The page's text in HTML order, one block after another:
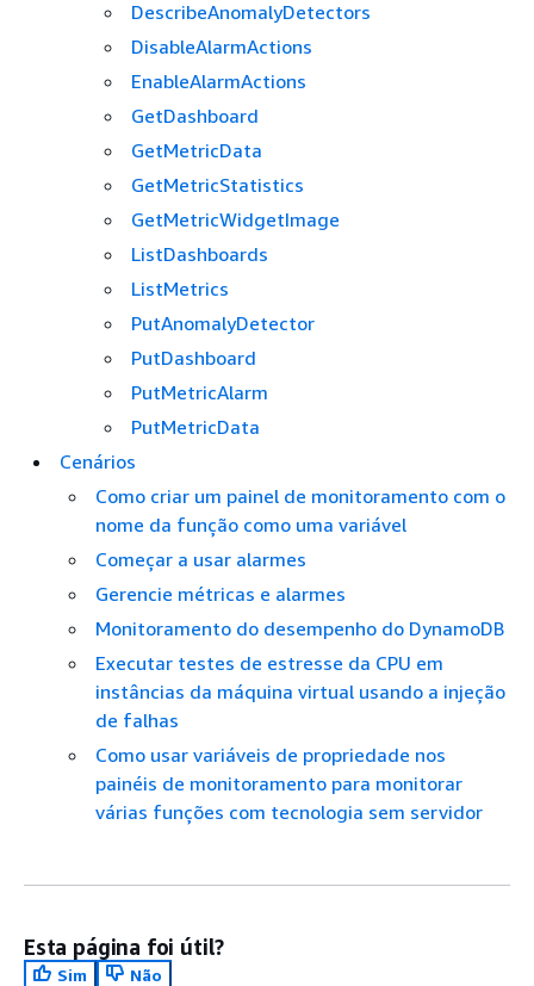
DescribeAnomalyDetectors
DisableAlarmActions
EnableAlarmActions
GetDashboard
GetMetricData
GetMetricStatistics
GetMetricWidgetImage
ListDashboards
ListMetrics
PutAnomalyDetector
PutDashboard
PutMetricAlarm
PutMetricData
Cenários
Como criar um painel de monitoramento com o
nome da função como uma variável
Começar a usar alarmes
Gerencie métricas e alarmes
Monitoramento do desempenho do DynamoDB
Executar testes de estresse da CPU em
instâncias da máquina virtual usando a injeção
de falhas
Como usar variáveis de propriedade nos
painéis de monitoramento para monitorar
várias funções com tecnologia sem servidor
Esta página foi útil?
Sim
Não